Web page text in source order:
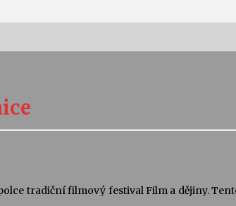
tradiční filmový festival Film a dějiny.